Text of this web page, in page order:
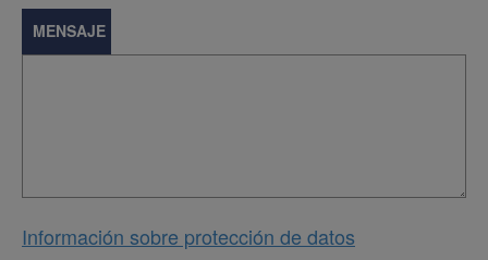
MENSAJE
Información sobre protección de datos